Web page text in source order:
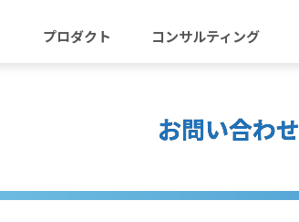
プロダクト コンサルティング
お問い合わせ